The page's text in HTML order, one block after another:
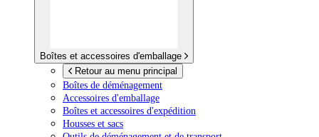
Boîtes et accessoires d'emballage
Retour au menu principal
Boîtes de déménagement
Accessoires d'emballage
Boîtes et accessoires d'expédition
Housses et sacs